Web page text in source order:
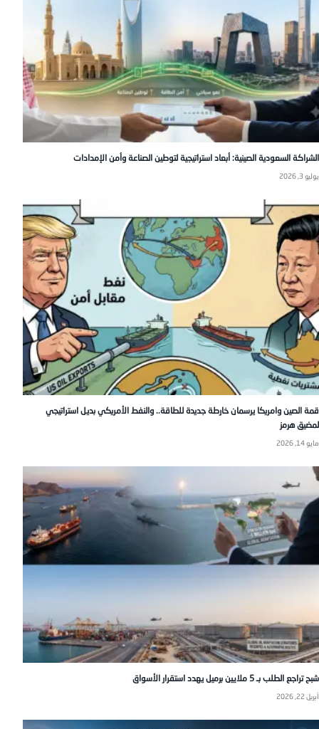
الشراكة السعودية الصينية: أبعاد استراتيجية لتوطين الصناعة وأمن الإمدادات
يوليو 3, 2026
قمة الصين وامريكا يرسمان خارطة جديدة للطاقة.. والنفط الأمريكي بديل استراتيجي
لمضيق هرمز
مايو 14, 2026
شبح تراجع الطلب بـ 5 ملايين برميل يهدد استقرار الأسواق
أبريل 22, 2026